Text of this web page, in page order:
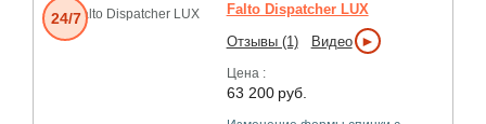
Falto Dispatcher LUX
Отзывы (1)
Видео ►
Цена :
63 200 руб.
24/7